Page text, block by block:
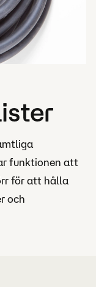
funktionen att
för att hålla
och